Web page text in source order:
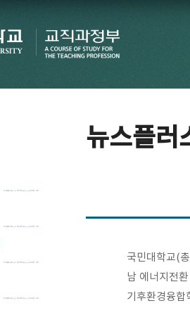
뉴스플러
국민대학교(
남 에너지전
기후환경융합